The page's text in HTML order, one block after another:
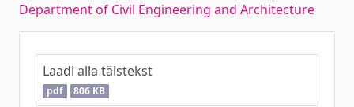
Department of Civil Engineering and Architecture
Laadi alla täistekst
pdf 806 KB